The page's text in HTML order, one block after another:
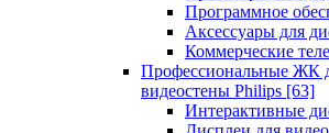
Программное
Аксессуары для
Коммерческие
Профессиональные ЖК
видеостены Philips [63]
Интерактивные